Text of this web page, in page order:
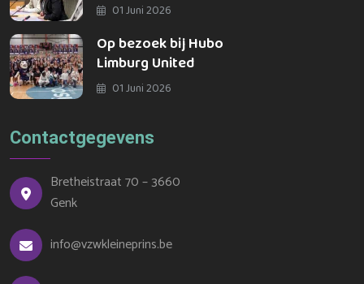
01 Juni 2026
Op bezoek bij Hubo
Limburg United
01 Juni 2026
Contactgegevens
Bretheistraat 70 – 3660
Genk
info@vzwkleineprins.be